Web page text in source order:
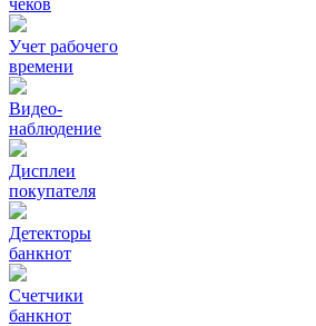
чеков
Учет рабочего
времени
Видео‑
наблюдение
Дисплеи
покупателя
Детекторы
банкнот
Счетчики
банкнот